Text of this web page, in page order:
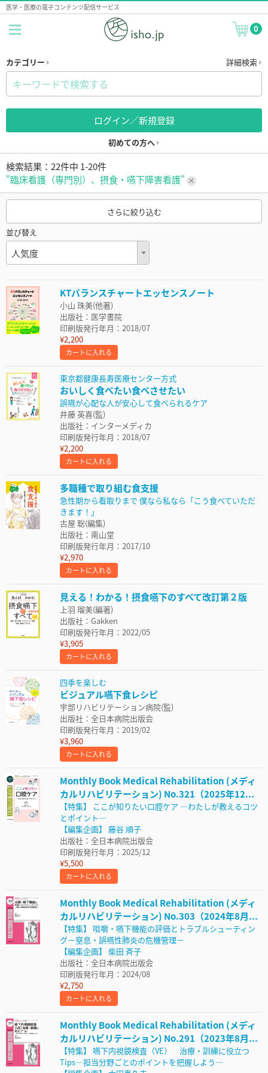
医学・医療の電子コンテンツ配信サービス
0
カテゴリー 詳細検索
ログイン／新規登録
初めての方へ
検索結果：22件中 1-20件
"臨床看護（専門別）、摂食・嚥下障害看護"
さらに絞り込む
並び替え
人気度
KTバランスチャートエッセンスノート
小山 珠美(他著)
出版社：医学書院
印刷版発行年月：2018/07
¥2,200
カートに入れる
東京都健康長寿医療センター方式
おいしく食べたい食べさせたい
誤嚥が心配な人が安心して食べられるケア
井藤 英喜(監)
出版社：インターメディカ
印刷版発行年月：2018/07
¥2,200
カートに入れる
多職種で取り組む食支援
急性期から看取りまで 僕なら私なら「こう食べていただ
きます！」
古屋 聡(編集)
出版社：南山堂
印刷版発行年月：2017/10
¥2,970
カートに入れる
見える！わかる！摂食嚥下のすべて改訂第２版
上羽 瑠美(編著)
出版社：Gakken
印刷版発行年月：2022/05
¥3,905
カートに入れる
四季を楽しむ
ビジュアル嚥下食レシピ
宇部リハビリテーション病院(監)
出版社：全日本病院出版会
印刷版発行年月：2019/02
¥3,960
カートに入れる
Monthly Book Medical Rehabilitation (メディ
カルリハビリテーション) No.321（2025年12...
【特集】 ここが知りたい口腔ケア ―わたしが教えるコツ
とポイント―
【編集企画】 藤谷 順子
出版社：全日本病院出版会
印刷版発行年月：2025/12
¥5,500
カートに入れる
Monthly Book Medical Rehabilitation (メディ
カルリハビリテーション) No.303（2024年8月...
【特集】 咀嚼・嚥下機能の評価とトラブルシューティン
グ－窒息・誤嚥性肺炎の危機管理－
【編集企画】 柴田 斉子
出版社：全日本病院出版会
印刷版発行年月：2024/08
¥2,750
カートに入れる
Monthly Book Medical Rehabilitation (メディ
カルリハビリテーション) No.291（2023年8月...
【特集】 嚥下内視鏡検査（VE） 治療・訓練に役立つ
Tips―担当分野ごとのポイントを把握しよう―